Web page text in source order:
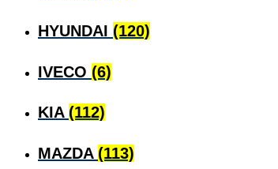
HYUNDAI (120)
IVECO (6)
KIA (112)
MAZDA (113)